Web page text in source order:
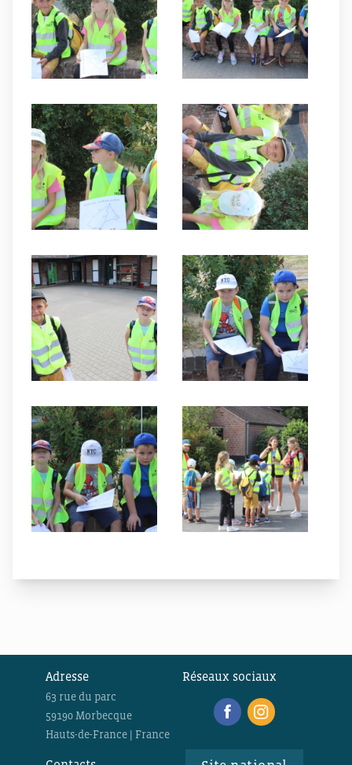
Adresse
63 rue du parc
59190 Morbecque
Hauts-de-France | France
Réseaux sociaux